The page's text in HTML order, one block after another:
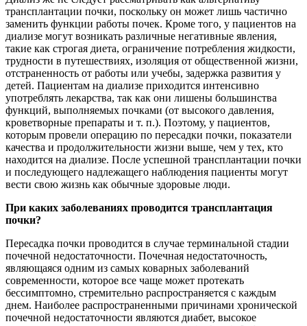
трансплантации почки, поскольку он может лишь частично
заменить функции работы почек. Кроме того, у пациентов на
диализе могут возникать различные негативные явления,
такие как строгая диета, ограничение потребления жидкости,
трудности в путешествиях, изоляция от общественной жизни,
отстраненность от работы или учебы, задержка развития у
детей. Пациентам на диализе приходится интенсивно
употреблять лекарства, так как они лишены большинства
функций, выполняемых почками (от высокого давления,
кроветворные препараты и т. п.). Поэтому, у пациентов,
которым провели операцию по пересадки почки, показатели
качества и продолжительности жизни выше, чем у тех, кто
находится на диализе. После успешной трансплантации почки
и последующего надлежащего наблюдения пациенты могут
вести свою жизнь как обычные здоровые люди.
При каких заболеваниях проводится трансплантация
почки?
Пересадка почки проводится в случае терминальной стадии
почечной недостаточности. Почечная недостаточность,
являющаяся одним из самых коварных заболеваний
современности, которое все чаще может протекать
бессимптомно, стремительно распространяется с каждым
днем. Наиболее распространенными причинами хронической
почечной недостаточности являются диабет, высокое